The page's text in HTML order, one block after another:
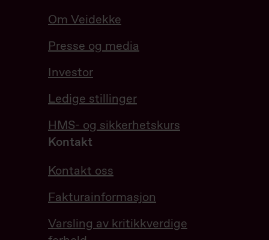
Om Veidekke
Presse og media
Investor
Ledige stillinger
HMS- og sikkerhetskurs
Kontakt
Kontakt oss
Fakturainformasjon
Varsling av kritikkverdige